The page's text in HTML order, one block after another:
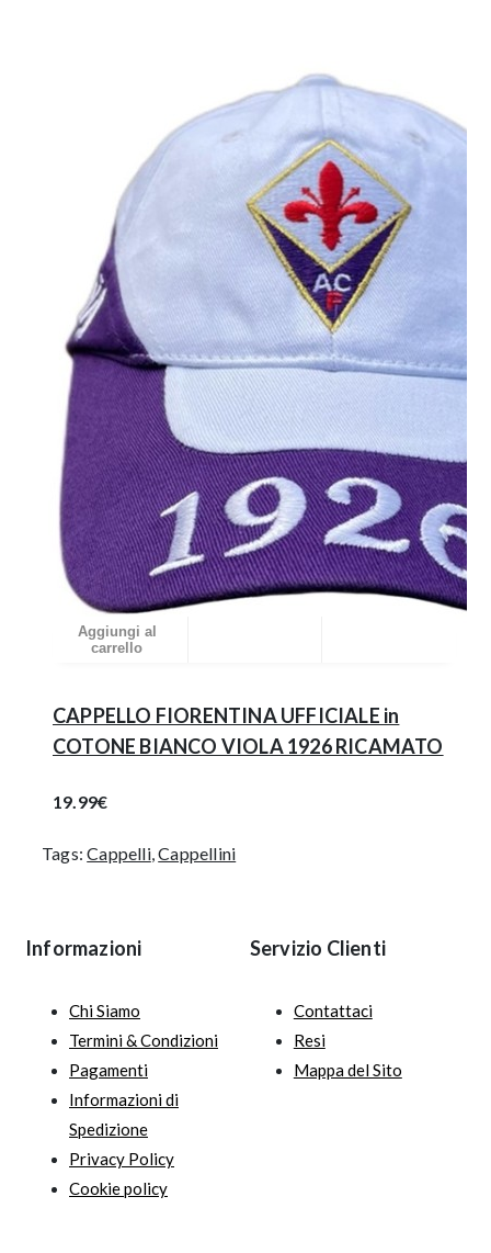
CAPPELLO FIORENTINA UFFICIALE in
COTONE BIANCO VIOLA 1926 RICAMATO
19.99€
Aggiungi al
carrello
Tags:Cappelli,Cappellini
Informazioni
Chi Siamo
Termini & Condizioni
Pagamenti
Informazioni di
Spedizione
Privacy Policy
Cookie policy
Servizio Clienti
Contattaci
Resi
Mappa del Sito